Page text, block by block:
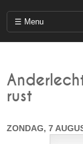
rust
ZONDAG, 7